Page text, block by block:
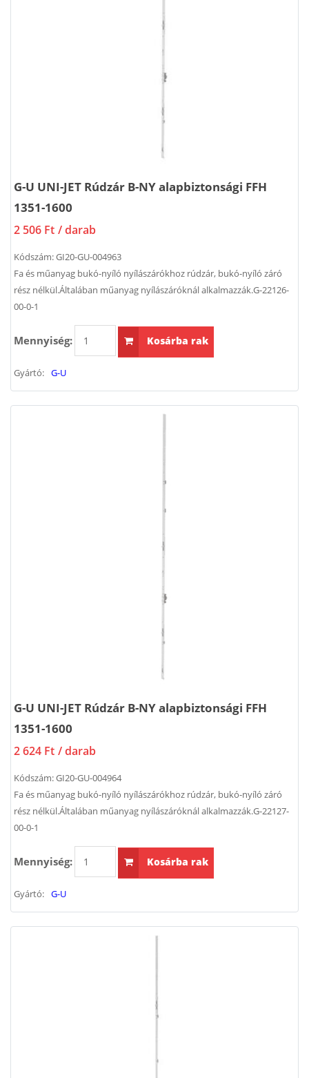
G-U UNI-JET Rúdzár B-NY alapbiztonsági FFH
1351-1600
2 506 Ft / darab
Kódszám:GI20-GU-004963
Fa és műanyag bukó-nyíló nyílászárókhoz rúdzár, bukó-nyíló záró
rész nélkül.Általában műanyag nyílászáróknál alkalmazzák.G-22126-
00-0-1
Mennyiség: Kosárba rak
Gyártó: G-U
G-U UNI-JET Rúdzár B-NY alapbiztonsági FFH
1351-1600
2 624 Ft / darab
Kódszám:GI20-GU-004964
Fa és műanyag bukó-nyíló nyílászárókhoz rúdzár, bukó-nyíló záró
rész nélkül.Általában műanyag nyílászáróknál alkalmazzák.G-22127-
00-0-1
Mennyiség: Kosárba rak
Gyártó: G-U